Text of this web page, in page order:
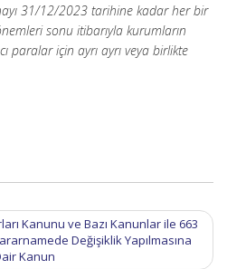
31/12/2023 tarihine kadar her bir
sonu itibarıyla kurumların
paralar için ayrı ayrı veya birlikte
Kanunu ve Bazı Kanunlar ile 663
Değişiklik Yapılmasına
Kanun